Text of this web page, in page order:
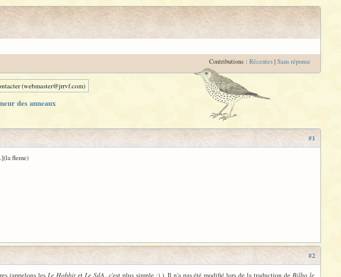
Contributions : Récentes| Sans réponse
(webmaster@jrrvf.com)
des anneaux
#1
fleme)
#2
(appelons lesLe Hobbit et Le SdA...c'est plus simple ;) ). Il n'a pas été modifié lors de la traduction deBilbo le